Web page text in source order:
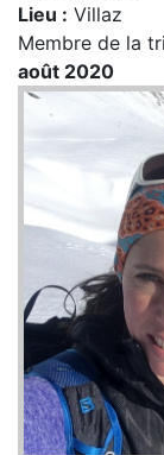
Lieu : Villaz
Membre de la
août 2020